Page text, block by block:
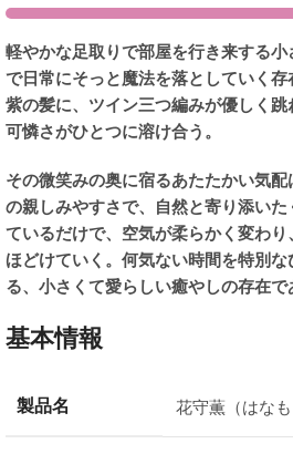
軽やかな足取りで部屋を行き来する
で日常にそっと魔法を落としていく
紫の髪に、ツイン三つ編みが優しく
可憐さがひとつに溶け合う。
その微笑みの奥に宿るあたたかい気
の親しみやすさで、自然と寄り添い
ているだけで、空気が柔らかく変わり
ほどけていく。何気ない時間を特別
る、小さくて愛らしい癒やしの存在で
基本情報
製品名 花守薫（はなも